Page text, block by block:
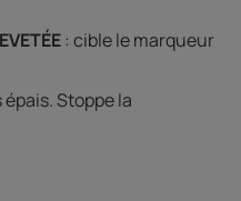
: cible le marqueur
Stoppe la